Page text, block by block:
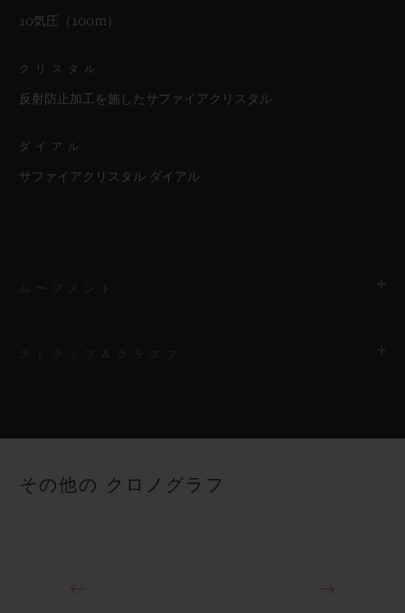
10気圧（100m）
クリスタル
反射防止加工を施したサファイアクリスタル
ダイアル
サファイアクリスタル ダイアル
50時間
ストラップ
その他の クロノグラフ